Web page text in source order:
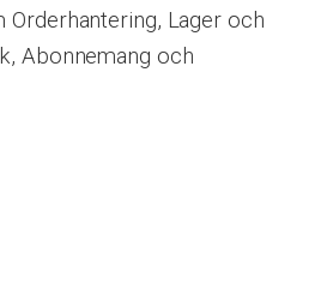
Orderhantering, Lager och
Abonnemang och